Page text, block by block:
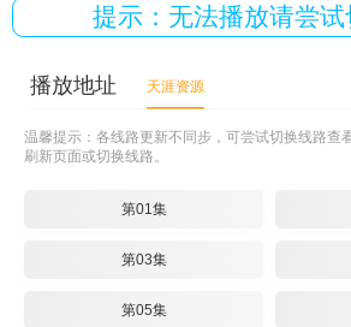
提示：无法播放请尝试
播放地址 天涯资源
温馨提示：各线路更新不同步，可尝试切换线路查
刷新页面或切换线路。
第01集
第03集
第05集